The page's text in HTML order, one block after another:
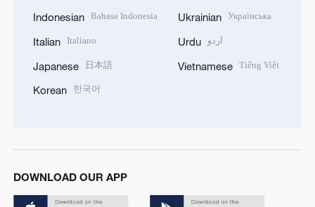
Indonesian Bahasa Indonesia
Italian Italiano
Japanese 日本語
Korean 한국어
Ukrainian Українська
Urdu اردو
Vietnamese Tiếng Việt
DOWNLOAD OUR APP